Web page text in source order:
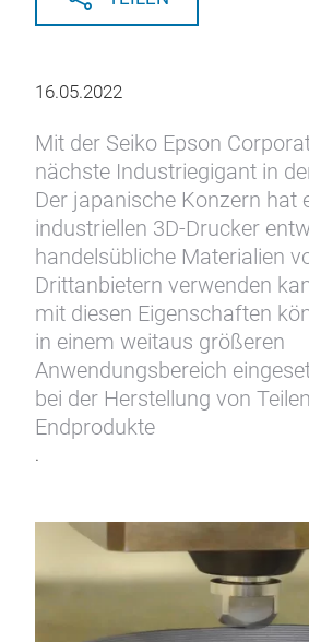
16.05.2022
Mit der Seiko Epson
nächste Industriegigant in
Der japanische Konzern hat
industriellen 3D-Drucker
handelsübliche Materialien
Drittanbietern verwenden
mit diesen Eigenschaften
in einem weitaus größeren
Anwendungsbereich
bei der Herstellung von
Endprodukte
.